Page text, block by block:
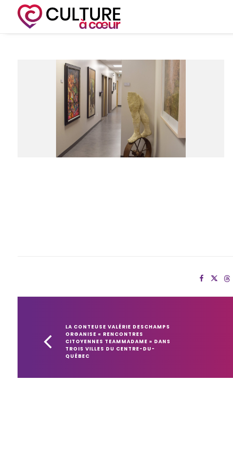
LA CONTEUSE VALÉRIE DESCHAMPS
ORGANISE « RENCONTRES
CITOYENNES TEAMMADAME » DANS
TROIS VILLES DU CENTRE-DU-
QUÉBEC